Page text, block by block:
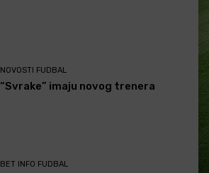
NOVOSTI FUDBAL
“Svrake” imaju novog trenera
BET INFO FUDBAL